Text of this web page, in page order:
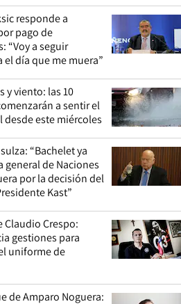
responde a
pago de
“Voy a seguir
el día que me muera”
y viento: las 10
a sentir el
este miércoles
“Bachelet ya
general de Naciones
por la decisión del
Kast”
Claudio Crespo:
gestiones para
uniforme de
de Amparo Noguera: